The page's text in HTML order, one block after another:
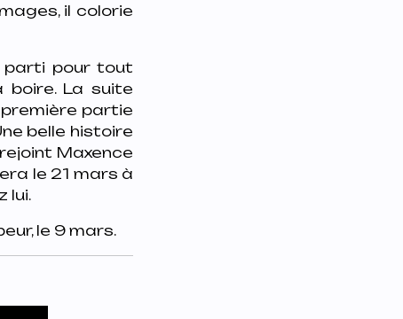
il colorie
parti pour tout
La suite
première partie
belle histoire
Maxence
le 21 mars à
lui.
le 9 mars.